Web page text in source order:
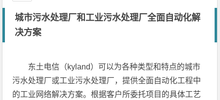
城市污水处理厂和工业污水处理厂全面自动化解
决方案
东土电信（kyland）可以为各种类型和特点的城市
污水处理厂或工业污水处理厂，提供全面自动化工程中
的工业网络解决方案。根据客户所委托项目的具体工艺